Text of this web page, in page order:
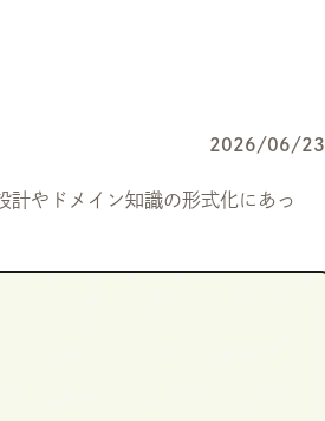
2026/06/23
やドメイン知識の形式化にあっ